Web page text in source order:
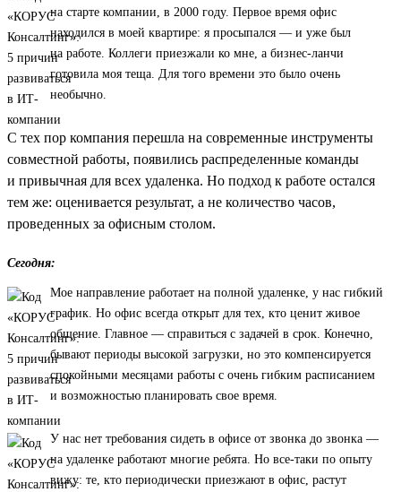
на старте компании, в 2000 году. Первое время офис
находился в моей квартире: я просыпался — и уже был
на работе. Коллеги приезжали ко мне, а бизнес-ланчи
готовила моя теща. Для того времени это было очень
необычно.
С тех пор компания перешла на современные инструменты
совместной работы, появились распределенные команды
и привычная для всех удаленка. Но подход к работе остался
тем же: оценивается результат, а не количество часов,
проведенных за офисным столом.
Сегодня:
Мое направление работает на полной удаленке, у нас гибкий
график. Но офис всегда открыт для тех, кто ценит живое
общение. Главное — справиться с задачей в срок. Конечно,
бывают периоды высокой загрузки, но это компенсируется
спокойными месяцами работы с очень гибким расписанием
и возможностью планировать свое время.
У нас нет требования сидеть в офисе от звонка до звонка —
на удаленке работают многие ребята. Но все-таки по опыту
вижу: те, кто периодически приезжают в офис, растут